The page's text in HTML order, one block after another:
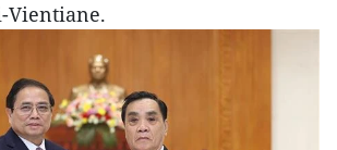
Vientiane.